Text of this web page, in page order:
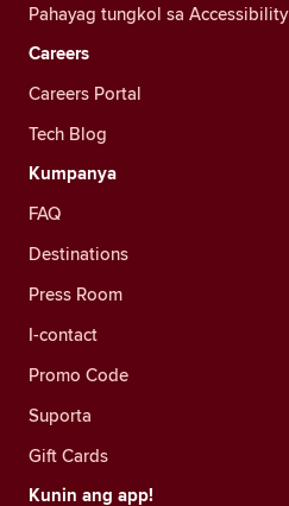
Pahayag tungkol sa Accessibility
Careers
Careers Portal
Tech Blog
Kumpanya
FAQ
Destinations
Press Room
I-contact
Promo Code
Suporta
Gift Cards
Kunin ang app!